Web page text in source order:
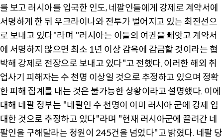
를 보고 러시아를 입국한 인도, 네팔인들에게 강제로 계약서에
서명하게 한 뒤 우크라이나와 전투가 벌어지고 있는 최전선으
로 보내고 있다"라며 "러시아는 이들의 여권을 빼앗고 계약서
에 서명하지 않으면 최소 1년 이상 감옥에 감금할 것이라는 협
박해 강제로 전장으로 보내고 있다"고 전했다. 이러한 해외 취
업사기 피해자는 수 천명 이상일 것으로 추정하고 있으며 정확
한 피해 집계를 내는 것은 불가능한 상황이라고 설명했다. 이에
대해 네팔 정부는 "네팔인 수 천명이 이미 러시아 군에 강제 입
대한 것으로 추정하고 있다"라며 "현재 러시아군에 끌려간 네
팔인을 구해달라는 청원이 245건을 넘었다"고 밝혔다. 네팔 당